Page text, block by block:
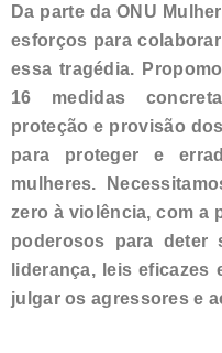
Da parte da ONU
esforços para
essa tragédia.
16 medidas
proteção e provisão
para proteger e
mulheres.
zero à violência, com a
poderosos para deter
liderança, leis
julgar os agressores e